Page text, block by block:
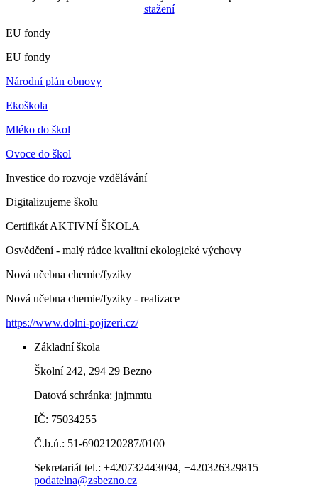
stažení
EU fondy
EU fondy
Národní plán obnovy
Ekoškola
Mléko do škol
Ovoce do škol
Investice do rozvoje vzdělávání
Digitalizujeme školu
Certifikát AKTIVNÍ ŠKOLA
Osvědčení - malý rádce kvalitní ekologické výchovy
Nová učebna chemie/fyziky
Nová učebna chemie/fyziky - realizace
https://www.dolni-pojizeri.cz/
Základní škola
Školní 242, 294 29 Bezno
Datová schránka: jnjmmtu
IČ: 75034255
Č.b.ú.: 51-6902120287/0100
Sekretariát tel.: +420732443094, +420326329815
podatelna@zsbezno.cz